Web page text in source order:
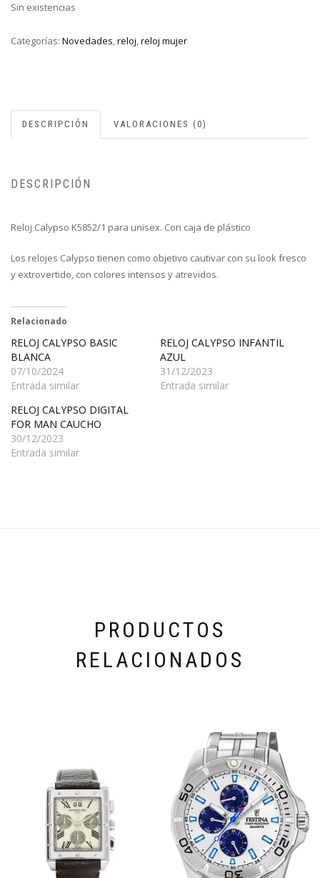
Sin existencias
Categorías: Novedades,reloj,reloj mujer
DESCRIPCIÓN VALORACIONES (0)
DESCRIPCIÓN
Reloj Calypso K5852/1 para unisex. Con caja de plástico
Los relojes Calypso tienen como objetivo cautivar con su look fresco
y extrovertido, con colores intensos y atrevidos.
Relacionado
RELOJ CALYPSO BASIC
BLANCA
07/10/2024
Entrada similar
RELOJ CALYPSO INFANTIL
AZUL
31/12/2023
Entrada similar
RELOJ CALYPSO DIGITAL
FOR MAN CAUCHO
30/12/2023
Entrada similar
PRODUCTOS
RELACIONADOS